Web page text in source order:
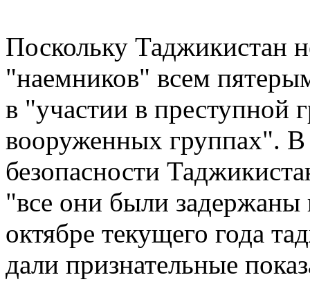
Поскольку Таджикистан
"наемников" всем
в "участии в преступной
вооруженных группах". В
безопасности
"все они были
октябре текущего года
дали признательные